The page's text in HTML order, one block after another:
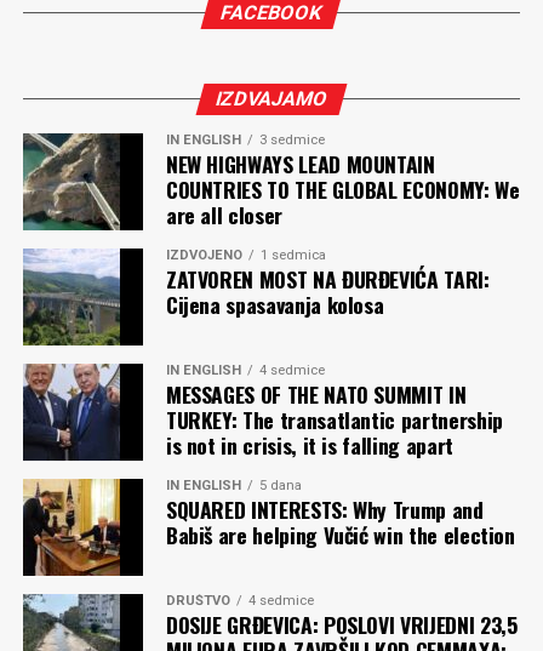
FACEBOOK
IZDVAJAMO
IN ENGLISH 3 sedmice
NEW HIGHWAYS LEAD MOUNTAIN
COUNTRIES TO THE GLOBAL ECONOMY: We
are all closer
IZDVOJENO 1 sedmica
ZATVOREN MOST NA ĐURĐEVIĆA TARI:
Cijena spasavanja kolosa
IN ENGLISH 4 sedmice
MESSAGES OF THE NATO SUMMIT IN
TURKEY: The transatlantic partnership
is not in crisis, it is falling apart
IN ENGLISH 5 dana
SQUARED INTERESTS: Why Trump and
Babiš are helping Vučić win the election
DRUŠTVO 4 sedmice
DOSIJE GRĐEVICA: POSLOVI VRIJEDNI 23,5